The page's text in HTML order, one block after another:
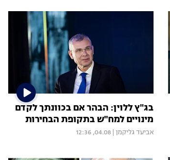
בג"ץ ללוין: הבהר אם בכוונתך לקדם
מינויים למח"ש בתקופת הבחירות
אביעד גליקמן 04.08, 12:36